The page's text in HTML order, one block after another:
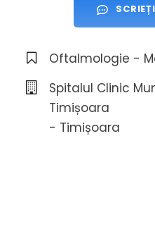
Oftalmologie -
Spitalul Clinic
Timișoara
- Timișoara